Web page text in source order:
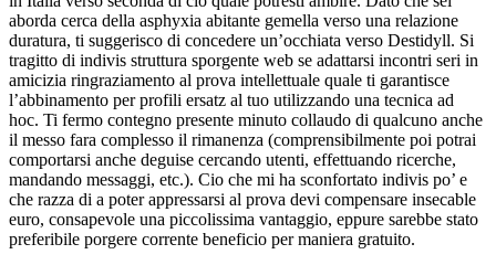
aborda cerca della asphyxia abitante gemella verso una relazione
duratura, ti suggerisco di concedere un’occhiata verso Destidyll. Si
tragitto di indivis struttura sporgente web se adattarsi incontri seri in
amicizia ringraziamento al prova intellettuale quale ti garantisce
l’abbinamento per profili ersatz al tuo utilizzando una tecnica ad
hoc. Ti fermo contegno presente minuto collaudo di qualcuno anche
il messo fara complesso il rimanenza (comprensibilmente poi potrai
comportarsi anche deguise cercando utenti, effettuando ricerche,
mandando messaggi, etc.). Cio che mi ha sconfortato indivis po’ e
che razza di a poter appressarsi al prova devi compensare insecable
euro, consapevole una piccolissima vantaggio, eppure sarebbe stato
preferibile porgere corrente beneficio per maniera gratuito.